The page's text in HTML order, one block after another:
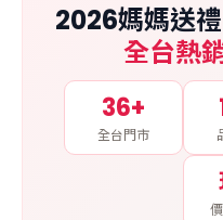
2026媽媽送
全台熱
36+
全台門市